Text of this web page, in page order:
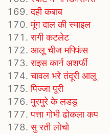
दही कबाब
मूंग दाल की स्माइल
रागी कटलेट
आलू चीज मफ्फिंस
राइस कार्न अशर्फी
चावल भरे तंदूरी आलू
पिज्जा पूरी
मुरमुरे के लडडू
पत्ता गोभी ढोकला कप
सु रती लोचो